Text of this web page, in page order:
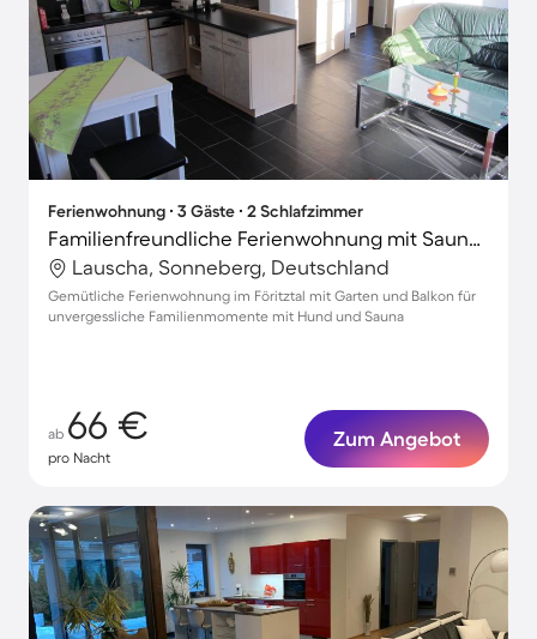
Ferienwohnung ∙ 3 Gäste ∙ 2 Schlafzimmer
Familienfreundliche Ferienwohnung mit Sauna, Garten und Grill | Gartenblick | Haustiere erlaubt
Lauscha, Sonneberg, Deutschland
Gemütliche Ferienwohnung im Föritztal mit Garten und Balkon für
unvergessliche Familienmomente mit Hund und Sauna
ab 66 €
pro Nacht
Zum Angebot